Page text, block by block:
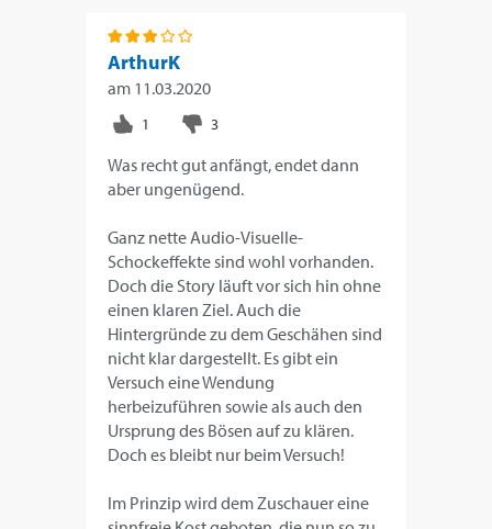
ArthurK
am 11.03.2020
Was recht gut anfängt, endet dann
aber ungenügend.
Ganz nette Audio-Visuelle-
Schockeffekte sind wohl vorhanden.
Doch die Story läuft vor sich hin ohne
einen klaren Ziel. Auch die
Hintergründe zu dem Geschähen sind
nicht klar dargestellt. Es gibt ein
Versuch eine Wendung
herbeizuführen sowie als auch den
Ursprung des Bösen auf zu klären.
Doch es bleibt nur beim Versuch!
Im Prinzip wird dem Zuschauer eine